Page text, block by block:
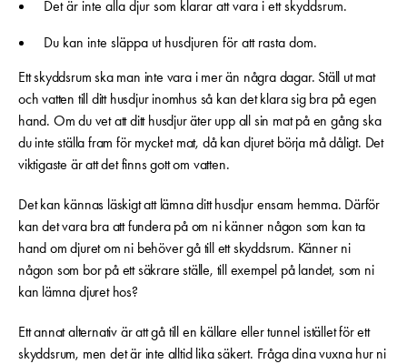
Det är inte alla djur som klarar att vara i ett skyddsrum.
Du kan inte släppa ut husdjuren för att rasta dom.
Ett skyddsrum ska man inte vara i mer än några dagar. Ställ ut mat
och vatten till ditt husdjur inomhus så kan det klara sig bra på egen
hand. Om du vet att ditt husdjur äter upp all sin mat på en gång ska
du inte ställa fram för mycket mat, då kan djuret börja må dåligt. Det
viktigaste är att det finns gott om vatten.
Det kan kännas läskigt att lämna ditt husdjur ensam hemma. Därför
kan det vara bra att fundera på om ni känner någon som kan ta
hand om djuret om ni behöver gå till ett skyddsrum. Känner ni
någon som bor på ett säkrare ställe, till exempel på landet, som ni
kan lämna djuret hos?
Ett annat alternativ är att gå till en källare eller tunnel istället för ett
skyddsrum, men det är inte alltid lika säkert. Fråga dina vuxna hur ni